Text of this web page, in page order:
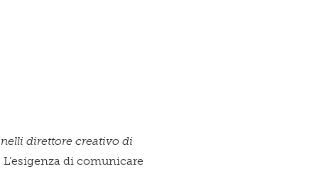
direttore creativo di
L’esigenza di comunicare